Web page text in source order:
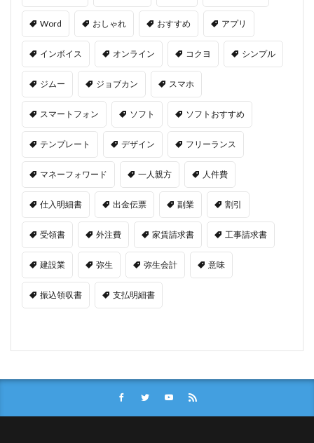
Word おしゃれ おすすめ アプリ
インボイス オンライン コクヨ シンプル
ジムー ジョブカン スマホ
スマートフォン ソフト ソフトおすすめ
テンプレート デザイン フリーランス
マネーフォワード 一人親方 人件費
仕入明細書 出金伝票 副業 割引
受領書 外注費 家賃請求書 工事請求書
建設業 弥生 弥生会計 意味
振込領収書 支払明細書